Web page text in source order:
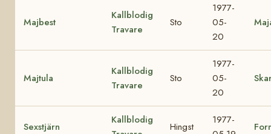
Majbest
Kallblodig
Travare
Sto
1977-
05-
20
Majtula
Kallblodig
Travare
Sto
1977-
05-
20
Sexstjärn
Kallblodig
Hingst
1977-